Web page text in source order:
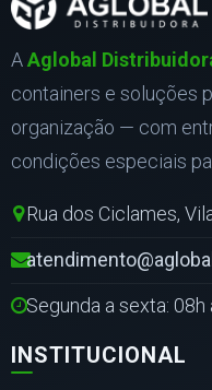
AAglobal
containers e soluções
organização — com
condições especiais
Rua dos Ciclames,
Segunda a sexta: 08h
INSTITUCIONAL